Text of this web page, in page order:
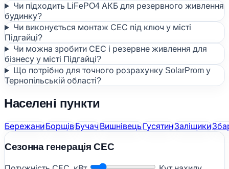
Чи підходить LiFePO4 АКБ для резервного живлення
будинку?
Чи виконується монтаж СЕС під ключ у місті
Підгайці?
Чи можна зробити СЕС і резервне живлення для
бізнесу у місті Підгайці?
Що потрібно для точного розрахунку SolarProm у
Тернопільській області?
Населені пункти
БережаниБорщівБучачВишнівецьГусятинЗаліщики
Сезонна генерація СЕС